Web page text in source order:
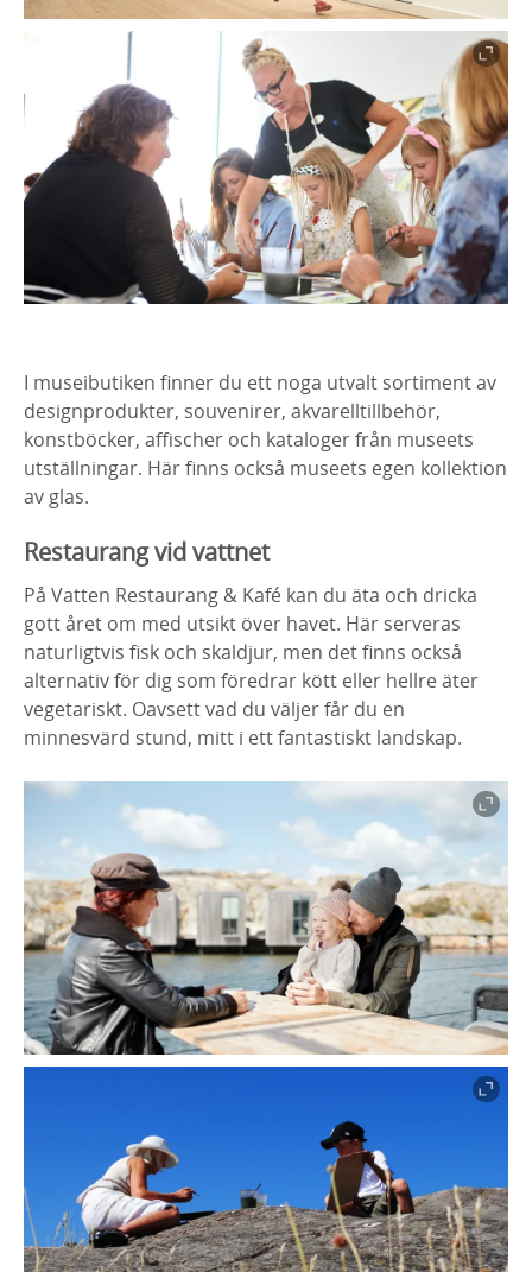
I museibutiken finner du ett noga utvalt sortiment av
designprodukter, souvenirer, akvarelltillbehör,
konstböcker, affischer och kataloger från museets
utställningar. Här finns också museets egen kollektion
av glas.
Restaurang vid vattnet
På Vatten Restaurang & Kafé kan du äta och dricka
gott året om med utsikt över havet. Här serveras
naturligtvis fisk och skaldjur, men det finns också
alternativ för dig som föredrar kött eller hellre äter
vegetariskt. Oavsett vad du väljer får du en
minnesvärd stund, mitt i ett fantastiskt landskap.